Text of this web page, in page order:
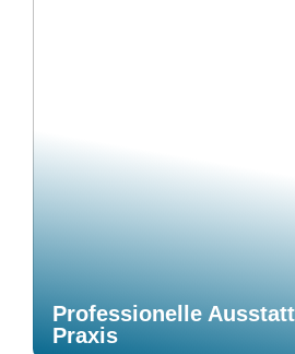
Professionelle
Praxis